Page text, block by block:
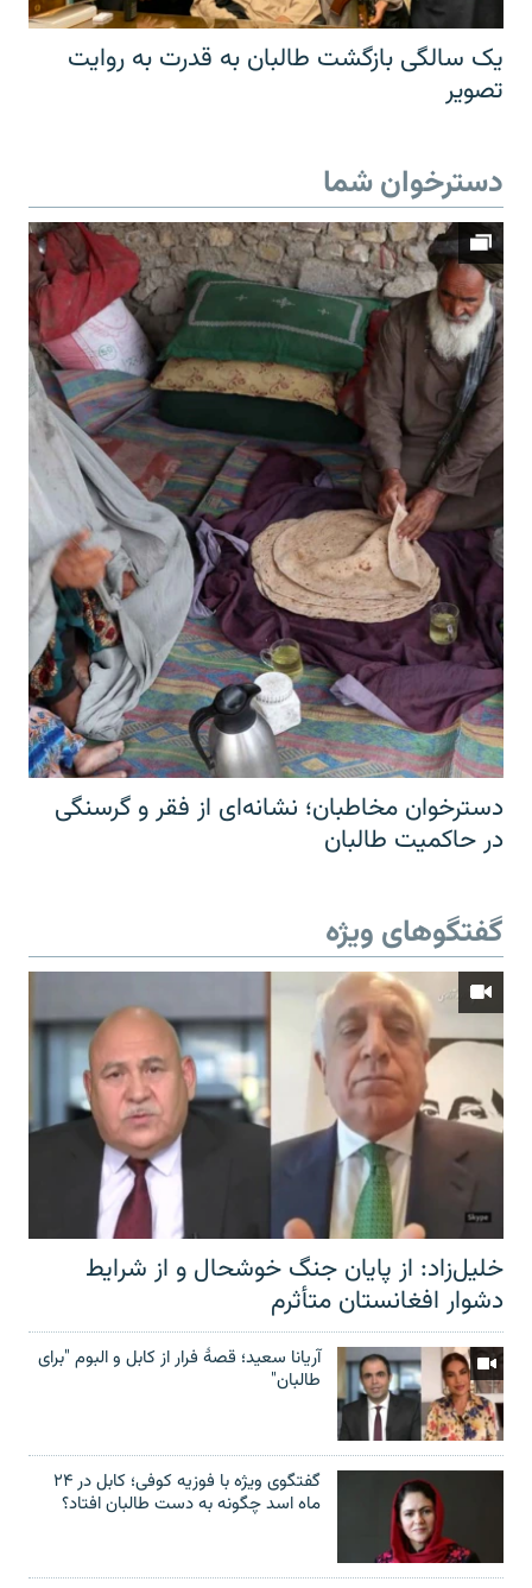
یک سالگی بازگشت طالبان به قدرت به روایت
تصویر
دسترخوان شما
دسترخوان مخاطبان؛ نشانه‌ای از فقر و گرسنگی
در حاکمیت طالبان
گفتگوهای ویژه
خلیل‌زاد: از پایان جنگ خوشحال و از شرایط
دشوار افغانستان متأثرم
آریانا سعید؛ قصۀ فرار از کابل و البوم "برای
طالبان"
گفتگوی ویژه با فوزیه کوفی؛ کابل در ۲۴
ماه اسد چگونه به دست طالبان افتاد؟